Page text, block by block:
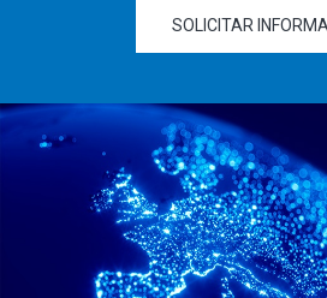
SOLICITAR